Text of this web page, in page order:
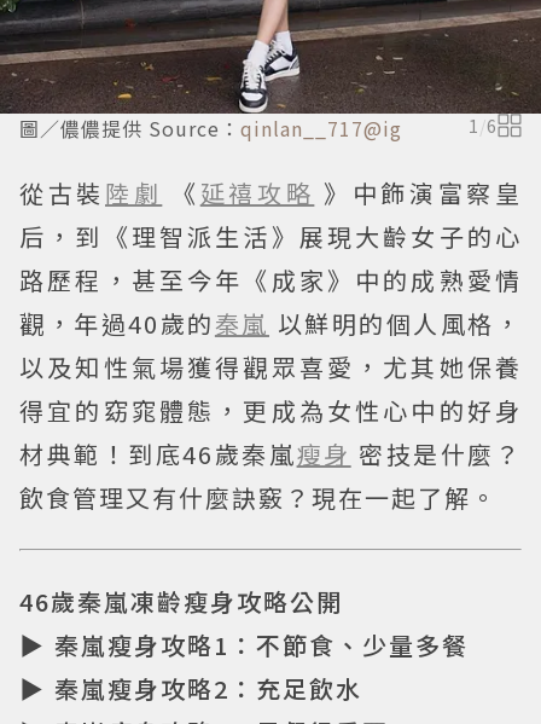
圖／儂儂提供 Source： qinlan__717@ig 1/6
從古裝 陸劇 《 延禧攻略 》中飾演富察皇
后，到《理智派生活》展現大齡女子的心
路歷程，甚至今年《成家》中的成熟愛情
觀，年過40歲的秦嵐 以鮮明的個人風格，
以及知性氣場獲得觀眾喜愛，尤其她保養
得宜的窈窕體態，更成為女性心中的好身
材典範！到底46歲秦嵐瘦身 密技是什麼？
飲食管理又有什麼訣竅？現在一起了解。
46歲秦嵐凍齡瘦身攻略公開
▶ 秦嵐瘦身攻略1：不節食、少量多餐
▶ 秦嵐瘦身攻略2：充足飲水